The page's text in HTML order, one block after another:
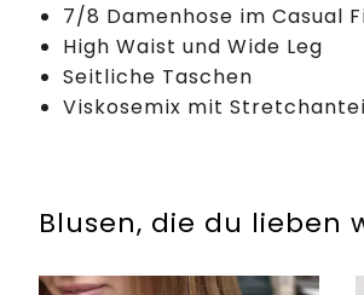
7/8 Damenhose im Casual
High Waist und Wide Leg
Seitliche Taschen
Viskosemix mit
Blusen, die du lieben